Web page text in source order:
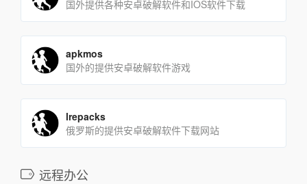
国外提供各种安卓破解软件和IOS软件下载
apkmos
国外的提供安卓破解软件游戏
lrepacks
俄罗斯的提供安卓破解软件下载网站
远程办公